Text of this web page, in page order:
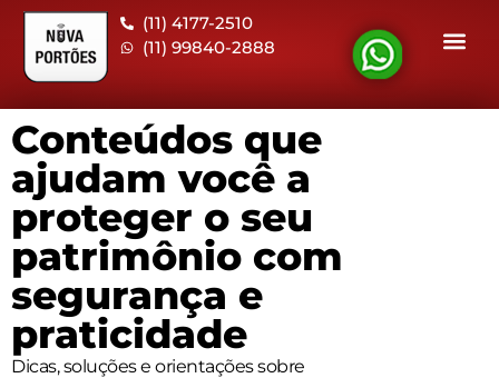
(11) 4177-2510
(11) 99840-2888
Conteúdos que
ajudam você a
proteger o seu
patrimônio com
segurança e
praticidade
Dicas, soluções e orientações sobre